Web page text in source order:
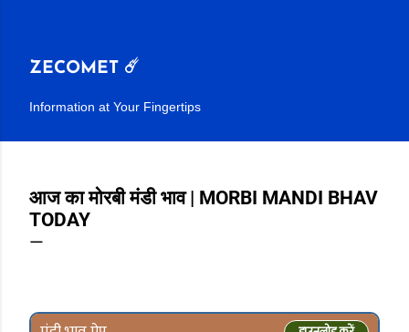
ZECOMET ☄️
Information at Your Fingertips
आज का मोरबी मंडी भाव | MORBI MANDI BHAV
TODAY